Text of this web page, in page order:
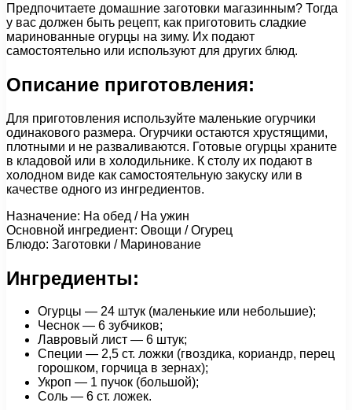
Предпочитаете домашние заготовки магазинным? Тогда
у вас должен быть рецепт, как приготовить сладкие
маринованные огурцы на зиму. Их подают
самостоятельно или используют для других блюд.
Описание приготовления:
Для приготовления используйте маленькие огурчики
одинакового размера. Огурчики остаются хрустящими,
плотными и не разваливаются. Готовые огурцы храните
в кладовой или в холодильнике. К столу их подают в
холодном виде как самостоятельную закуску или в
качестве одного из ингредиентов.
Назначение: На обед / На ужин
Основной ингредиент: Овощи / Огурец
Блюдо: Заготовки / Маринование
Ингредиенты:
Огурцы — 24 штук (маленькие или небольшие);
Чеснок — 6 зубчиков;
Лавровый лист — 6 штук;
Специи — 2,5 ст. ложки (гвоздика, кориандр, перец
горошком, горчица в зернах);
Укроп — 1 пучок (большой);
Соль — 6 ст. ложек.